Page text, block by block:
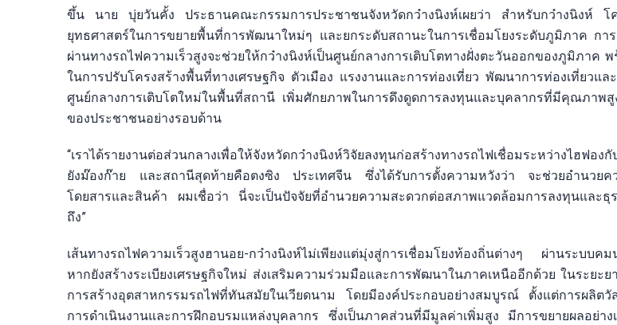
ขึ้น นาย บุ่ยวันคั้ง ประธานคณะกรรมการประชาชนจังหวัดกว๋างนิงห์เผยว่า สำหรับกว๋างนิงห์ โค
ยุทธศาสตร์ในการขยายพื้นที่การพัฒนาใหม่ๆ และยกระดับสถานะในการเชื่อมโยงระดับภูมิภาค การ
ผ่านทางรถไฟความเร็วสูงจะช่วยให้กว๋างนิงห์เป็นศูนย์กลางการเติบโตทางฝั่งตะวันออกของภูมิภาค
ในการปรับโครงสร้างพื้นที่ทางเศรษฐกิจ ตัวเมือง แรงงานและการท่องเที่ยว พัฒนาการท่องเที่ยวแ
ศูนย์กลางการเติบโตใหม่ในพื้นที่สถานี เพิ่มศักยภาพในการดึงดูดการลงทุนและบุคลากรที่มีคุณภาพ
ของประชาชนอย่างรอบด้าน
“เราได้รายงานต่อส่วนกลางเพื่อให้จังหวัดกว๋างนิงห์วิจัยลงทุนก่อสร้างทางรถไฟเชื่อมระหว่างไฮฟอง
ยังม๊องก๊าย และสถานีสุดท้ายคือตงซิง ประเทศจีน ซึ่งได้รับการตั้งความหวังว่า จะช่วยอำนวยค
โดยสารและสินค้า ผมเชื่อว่า นี่จะเป็นปัจจัยที่อำนวยความสะดวกต่อสภาพแวดล้อมการลงทุนและธุร
ถึง”
เส้นทางรถไฟความเร็วสูงฮานอย-กว๋างนิงห์ไม่เพียงแต่มุ่งสู่การเชื่อมโยงท้องถิ่นต่างๆ ผ่านระบบค
หากยังสร้างระเบียงเศรษฐกิจใหม่ ส่งเสริมความร่วมมือและการพัฒนาในภาคเหนืออีกด้วย ในระยะย
การสร้างอุตสาหกรรมรถไฟที่ทันสมัยในเวียดนาม โดยมีองค์ประกอบอย่างสมบูรณ์ ตั้งแต่การผลิต
การดำเนินงานและการฝึกอบรมแหล่งบุคลากร ซึ่งเป็นภาคส่วนที่มีมูลค่าเพิ่มสูง มีการขยายผลอย่า